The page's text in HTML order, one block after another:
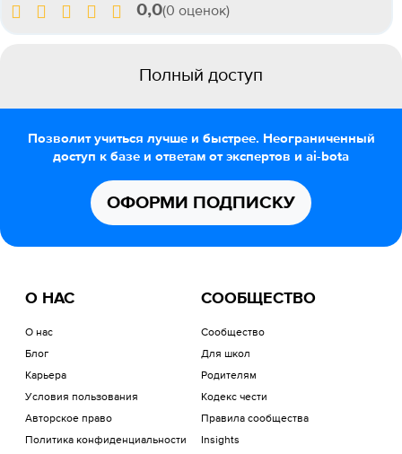
0,0(0 оценок)
Полный доступ
Позволит учиться лучше и быстрее. Неограниченный
доступ к базе и ответам от экспертов и ai-bota
ОФОРМИ ПОДПИСКУ
О НАС
О нас
Блог
Карьера
Условия пользования
Авторское право
Политика конфиденциальности
СООБЩЕСТВО
Сообщество
Для школ
Родителям
Кодекс чести
Правила сообщества
Insights